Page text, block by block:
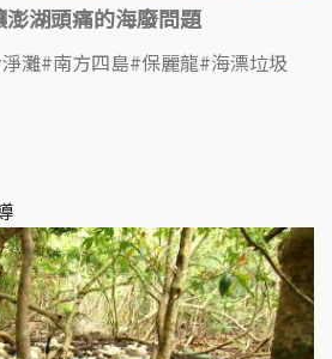
湖頭痛的海廢問題
淨灘 南方四島 保麗龍 海漂垃圾